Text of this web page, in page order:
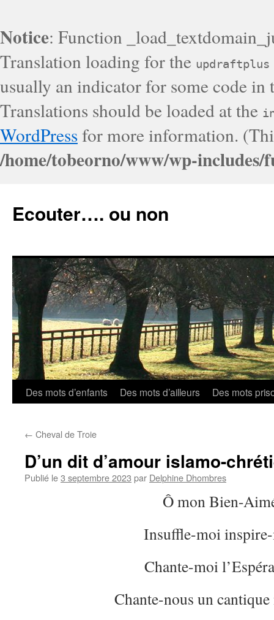
Notice: Function
Translation loading for the updraftplus
usually an indicator for some code
Translations should be loaded at the
WordPressfor more information.
/home/tobeorno/www/wp-includes/
Ecouter…. ou non
Aller
contenu
Des mots d’enfants Des mots d’ailleurs Des mots
← Cheval de Troie
D’un dit d’amour islamo-
Publié le3 septembre 2023 par Delphine Dhombres
Ô mon Bien-
Insuffle-moi
Chante-moi
Chante-nous un